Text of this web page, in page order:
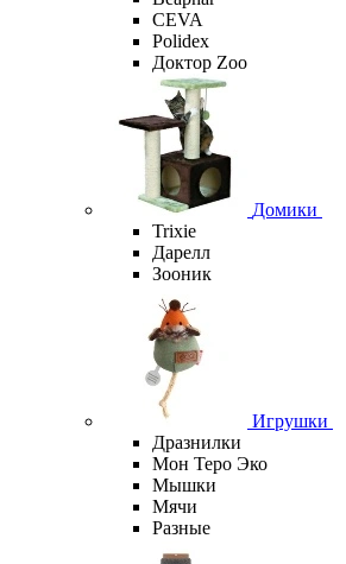
CEVA
Polidex
Доктор Zoo
Домики
Trixie
Дарелл
Зооник
Игрушки
Дразнилки
Мон Теро Эко
Мышки
Мячи
Разные